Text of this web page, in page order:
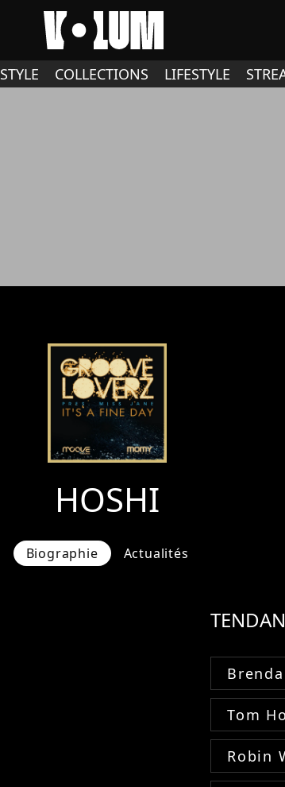
STYLE COLLECTIONS LIFESTYLE
HOSHI
Biographie Actualités
Tom
Robin